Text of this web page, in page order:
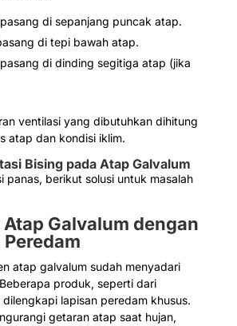
di sepanjang puncak atap.
di tepi bawah atap.
di dinding segitiga atap (jika
ventilasi yang dibutuhkan dihitung
atap dan kondisi iklim.
Bising pada Atap Galvalum
panas, berikut solusi untuk masalah
Atap Galvalum dengan
atap galvalum sudah menyadari
produk, seperti dari
lapisan peredam khusus.
getaran atap saat hujan,